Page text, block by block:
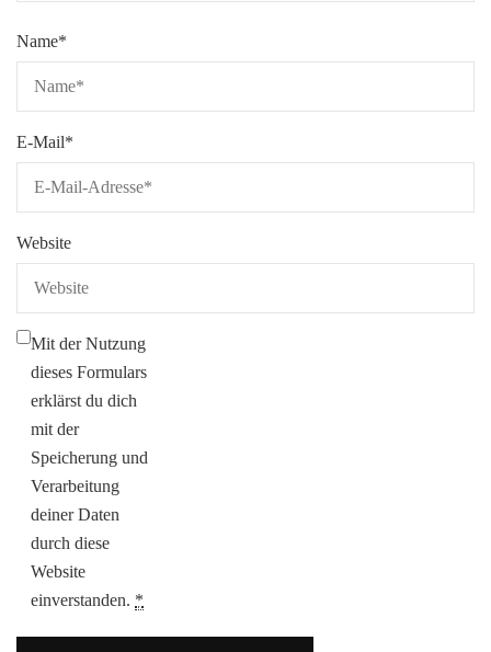
Name*
E-Mail*
Website
Mit der Nutzung
dieses Formulars
erklärst du dich
mit der
Speicherung und
Verarbeitung
deiner Daten
durch diese
Website
einverstanden. *